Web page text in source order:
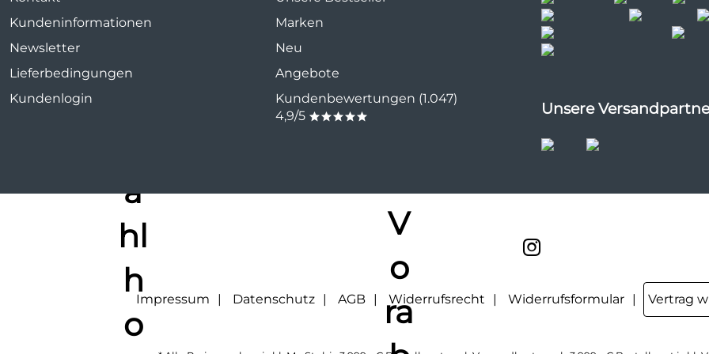
Kundeninformationen
Newsletter
Lieferbedingungen
Kundenlogin
Marken
Neu
Angebote
Kundenbewertungen (1.047)
4,9/5 ***** Unsere
Impressum Datenschutz AGB Widerrufsrecht Widerrufsformular Vertrag